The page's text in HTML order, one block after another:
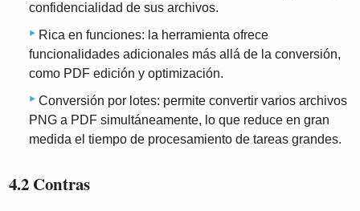
confidencialidad de sus archivos.
Rica en funciones: la herramienta ofrece
funcionalidades adicionales más allá de la conversión,
como PDF edición y optimización.
Conversión por lotes: permite convertir varios archivos
PNG a PDF simultáneamente, lo que reduce en gran
medida el tiempo de procesamiento de tareas grandes.
4.2 Contras